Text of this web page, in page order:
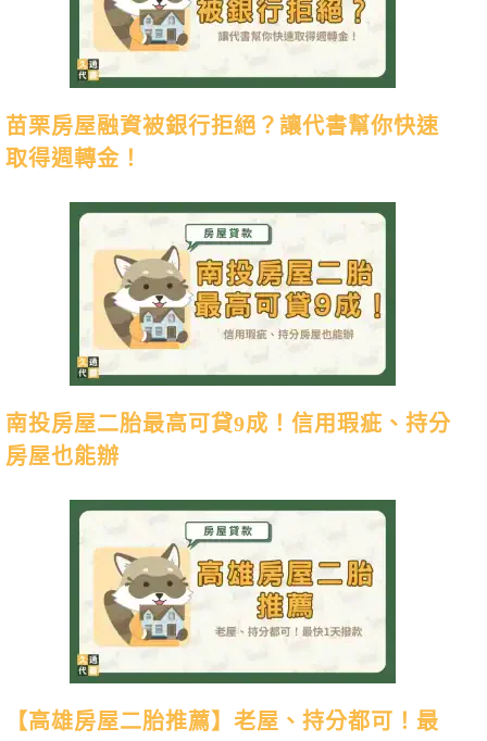
苗栗房屋融資被銀行拒絕？讓代書幫你快速
取得週轉金！
南投房屋二胎最高可貸9成！信用瑕疵、持分
房屋也能辦
【高雄房屋二胎推薦】老屋、持分都可！最